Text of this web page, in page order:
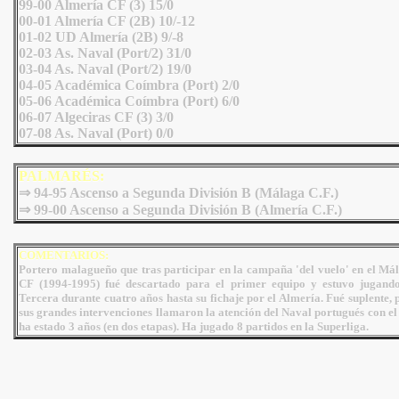
99-00 Almería CF (3) 15/0
00-01 Almería CF (2B) 10/-12
01-02 UD Almería (2B) 9/-8
02-03 As. Naval (Port/2) 31/0
03-04 As. Naval (Port/2) 19/0
04-05 Académica Coímbra (Port) 2/0
05-06 Académica Coímbra (Port) 6/0
06-07 Algeciras CF (3) 3/0
07-08 As. Naval (Port) 0/0
PALMARÉS:
⇒ 94-95 Ascenso a Segunda División B (Málaga C.F.)
⇒ 99-00 Ascenso a Segunda División B (Almería C.F.)
COMENTARIOS:
Portero malagueño que tras participar en la campaña 'del vuelo' en el
CF (1994-1995) fué descartado para el primer equipo y estuvo
Tercera durante cuatro años hasta su fichaje por el Almería. Fué suplente,
sus grandes intervenciones llamaron la atención del Naval portugués con el
ha estado 3 años (en dos etapas). Ha jugado 8 partidos en la Superliga.